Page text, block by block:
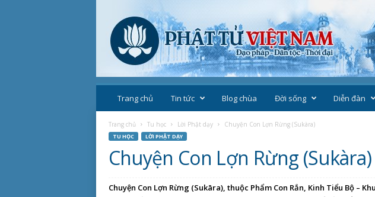
Trang chủ Tin tức Blog chùa Đời sống Diễn đàn
Trang chủ Tu học Lời Phật dạy Chuyện Con Lợn Rừng (Sukàra)
TU HỌC LỜI PHẬT DẠY
Chuyện Con Lợn Rừng (Sukàra)
Chuyện Con Lợn Rừng (Sukāra), thuộc Phẩm Con Rắn, Kinh Tiểu Bộ –